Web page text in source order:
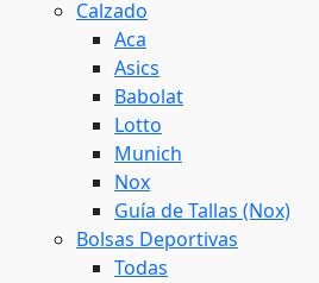
Calzado
Aca
Asics
Babolat
Lotto
Munich
Nox
Guía de Tallas (Nox)
Bolsas Deportivas
Todas